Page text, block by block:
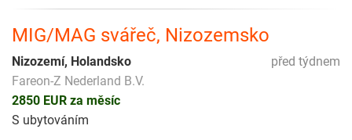
MIG/MAG svářeč, Nizozemsko
před týdnem
Nizozemí, Holandsko
Fareon-Z Nederland B.V.
2850 EUR za měsíc
S ubytováním